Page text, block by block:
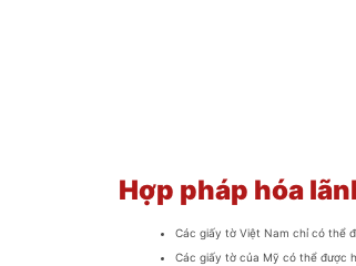
Hợp pháp hóa
Các giấy tờ Việt Nam chỉ có thể
Các giấy tờ của Mỹ có thể được